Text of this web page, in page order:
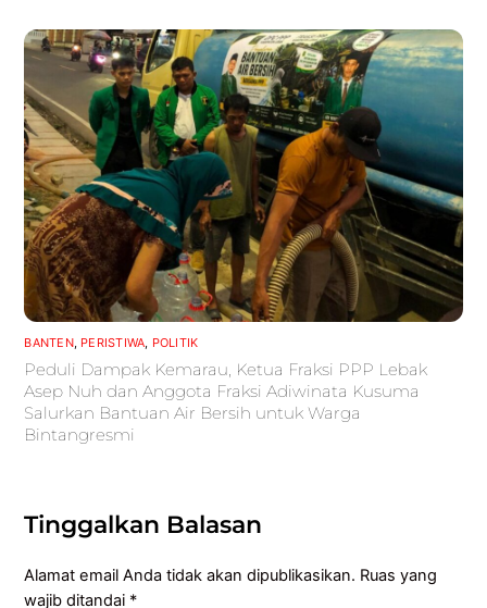
BANTEN, PERISTIWA, POLITIK
Peduli Dampak Kemarau, Ketua Fraksi PPP Lebak
Asep Nuh dan Anggota Fraksi Adiwinata Kusuma
Salurkan Bantuan Air Bersih untuk Warga
Bintangresmi
Tinggalkan Balasan
Alamat email Anda tidak akan dipublikasikan. Ruas yang
wajib ditandai *